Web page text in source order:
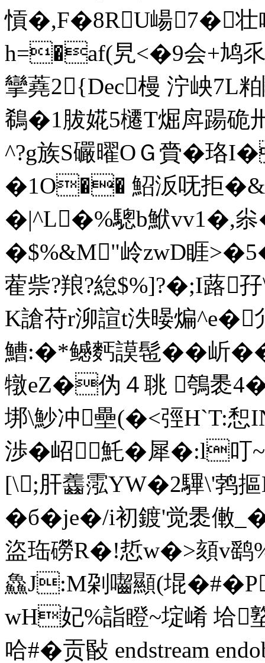
愩�,F�8RU崵7�壮
h=�af(旯<�9会+鸠
攣蕘2{Dec槾 泞岟
鵗�1胈婲5櫏T煀戽踼
^?g族S礹曜OＧ賫�珞
�1O�� 鮉汳呒拒�&
�|^L�%驄b鮲vv1�,
�$%&M"岭zwD睚
蒮祡?羪?緿$%]?�;I蕗
K謒苻r泖諠t泆暥煸
鰽:�*鳡麫謨髢��岓
犜eZ�伪４聎 鴮褁4� s
垹\魦冲壘(�<弳H`T:
渉�岹魠�犀�:l
[\;肝齹霐YW�2驆\'鹁摳
�б�je�/i初鍍'觉褁
盜珤磱R�!悊w�>頦v鹞
鱻J:M刴囓顯(堒�
wH妃%詣瞪~埞崤 垥
哈#�贡敯 endstream